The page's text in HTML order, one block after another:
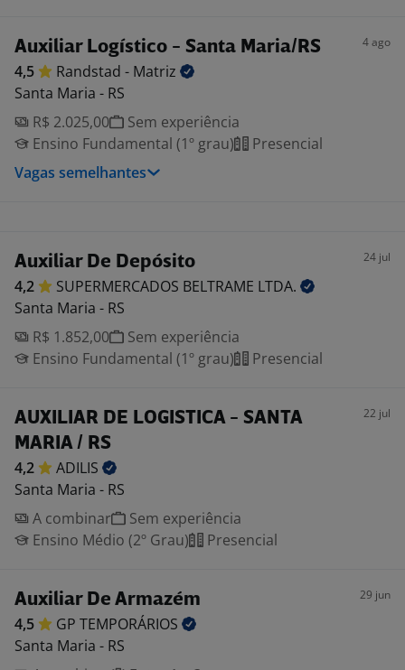
Auxiliar Logístico - Santa Maria/RS 4 ago
4,5 Randstad - Matriz
Santa Maria - RS
R$ 2.025,00
Sem experiência
Ensino Fundamental (1º grau)
Presencial
Vagas semelhantes
Auxiliar De Depósito 24 jul
4,2 SUPERMERCADOS BELTRAME LTDA.
Santa Maria - RS
R$ 1.852,00
Sem experiência
Ensino Fundamental (1º grau)
Presencial
AUXILIAR DE LOGISTICA - SANTA
MARIA / RS
22 jul
4,2
ADILIS
Santa Maria - RS
A combinar
Sem experiência
Ensino Médio (2º Grau)
Presencial
Auxiliar De Armazém 29 jun
4,5 GP TEMPORÁRIOS
Santa Maria - RS